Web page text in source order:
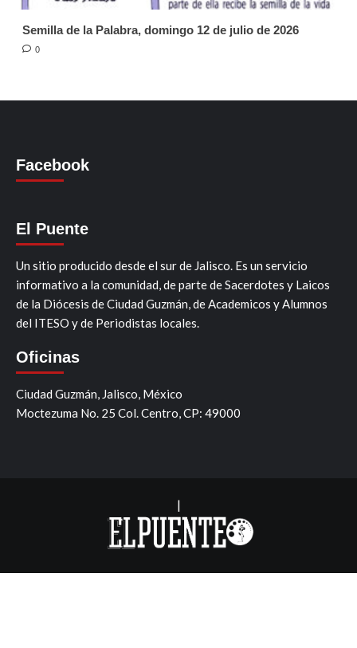
Semilla de la Palabra, domingo 12 de julio de 2026
0
Facebook
El Puente
Un sitio producido desde el sur de Jalisco. Es un servicio
informativo a la comunidad, de parte de Sacerdotes y Laicos
de la Diócesis de Ciudad Guzmán, de Academicos y Alumnos
del ITESO y de Periodistas locales.
Oficinas
Ciudad Guzmán, Jalisco, México
Moctezuma No. 25 Col. Centro, CP: 49000
|